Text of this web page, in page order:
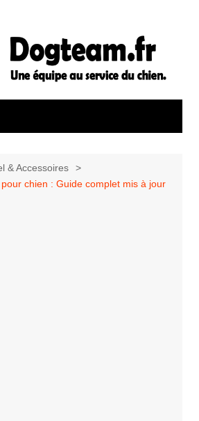
& Accessoires
chien : Guide complet mis à jour